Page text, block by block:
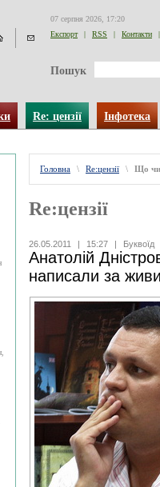
07 серпня 2026, 17:20
Експорт
| RSS | Контакти |
Пошук
Re: цензії Інфотека
Головна \ Re:цензії \ Що
Re:цензії
26.05.2011 | 15:27 | Буквоїд
Анатолій
написали за